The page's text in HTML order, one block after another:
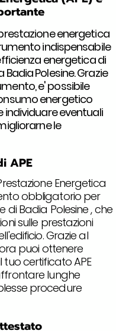
energetica
indispensabile
energetica di
Polesine. Grazie
e' possibile
energetico
individuare eventuali
le
APE
Energetica
obbligatorio per
di Badia Polesine , che
sulle prestazioni
Grazie al
puoi ottenere
certificato APE
lunghe
procedure